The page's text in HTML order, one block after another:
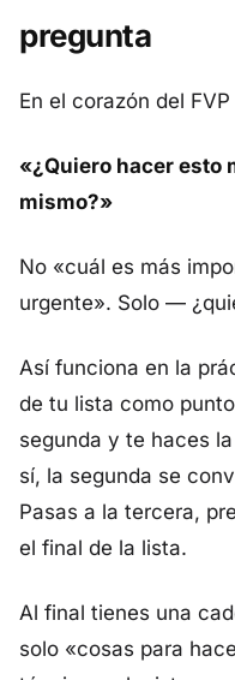
pregunta
En el corazón del
«¿Quiero hacer esto
mismo?»
No «cuál es más
urgente». Solo —
Así funciona en la
de tu lista como
segunda y te haces
sí, la segunda se
Pasas a la tercera,
el final de la lista.
Al final tienes una
solo «cosas para